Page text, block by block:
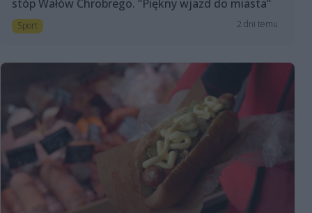
stóp Wałów Chrobrego. “Piękny wjazd do miasta”
Sport 2 dni temu